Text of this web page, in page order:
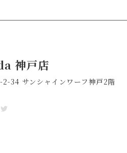
神戸店
2-34 サンシャインワーフ神戸2階